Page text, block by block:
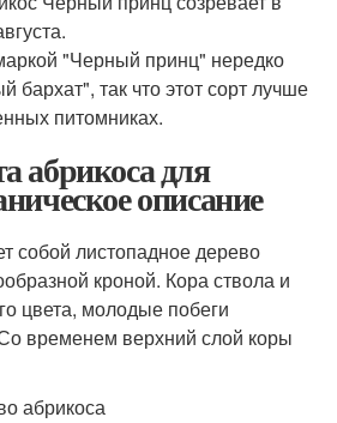
"Черный принц" нередко
бархат", так что этот сорт лучше
питомниках.
абрикоса для
описание
собой листопадное дерево
кроной. Кора ствола и
цвета, молодые побеги
временем верхний слой коры
абрикоса